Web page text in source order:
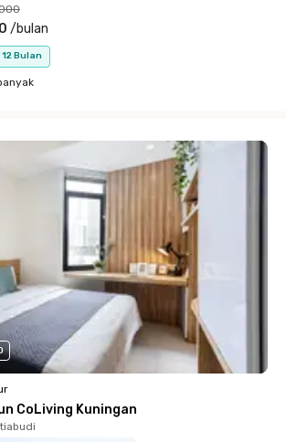
/bulan
Bulan
CoLiving Kuningan